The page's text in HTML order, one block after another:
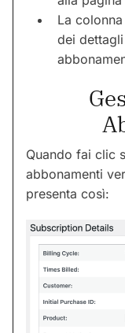
La
dei
Quando fai clic
abbonamenti
presenta così: